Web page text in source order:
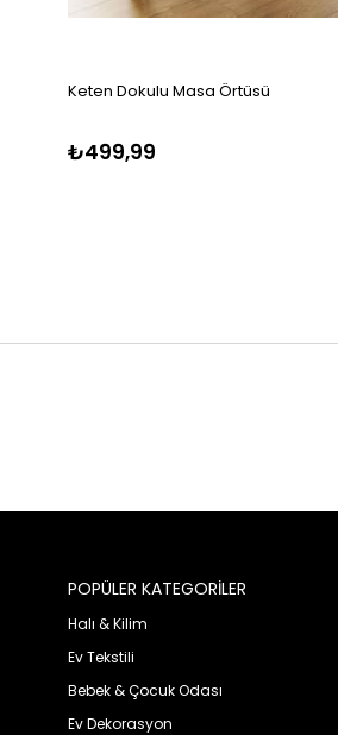
Keten Dokulu Masa Örtüsü
₺499,99
POPÜLER KATEGORİLER
Halı & Kilim
Ev Tekstili
Bebek & Çocuk Odası
Ev Dekorasyon